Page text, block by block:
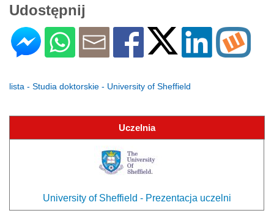
Udostępnij
lista - Studia doktorskie - University of Sheffield
Uczelnia
University of Sheffield - Prezentacja uczelni